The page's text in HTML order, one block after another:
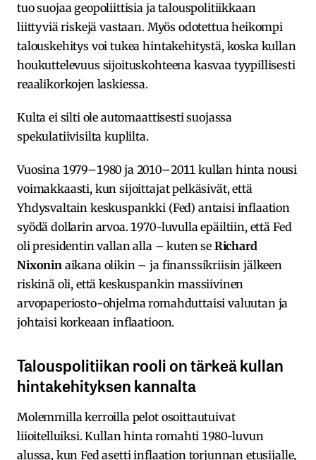
tuo suojaa geopoliittisia ja talouspolitiikkaan
liittyviä riskejä vastaan. Myös odotettua heikompi
talouskehitys voi tukea hintakehitystä, koska kullan
houkuttelevuus sijoituskohteena kasvaa tyypillisesti
reaalikorkojen laskiessa.
Kulta ei silti ole automaattisesti suojassa
spekulatiivisilta kuplilta.
Vuosina 1979–1980 ja 2010–2011 kullan hinta nousi
voimakkaasti, kun sijoittajat pelkäsivät, että
Yhdysvaltain keskuspankki (Fed) antaisi inflaation
syödä dollarin arvoa. 1970-luvulla epäiltiin, että Fed
oli presidentin vallan alla – kuten se Richard
Nixonin aikana olikin – ja finanssikriisin jälkeen
riskinä oli, että keskuspankin massiivinen
arvopaperiosto-ohjelma romahduttaisi valuutan ja
johtaisi korkeaan inflaatioon.
Talouspolitiikan rooli on tärkeä kullan
hintakehityksen kannalta
Molemmilla kerroilla pelot osoittautuivat
liioitelluiksi. Kullan hinta romahti 1980-luvun
alussa, kun Fed asetti inflaation torjunnan etusijalle,